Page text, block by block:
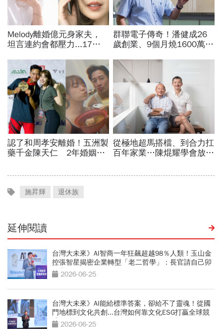
施昇輝 退休族
延伸閱讀
台灣大未來》AI智商一年狂飆超越98％人類！玉山金
控張智星揭密企業轉型「老二哲學」：長官請自己卯
下去玩AI
2026-06-25
台灣大未來》AI能給標準答案，卻給不了靈魂！從國
門地標到文化共創...台灣如何靠文化ESG打贏全球競
爭？2026-06-25